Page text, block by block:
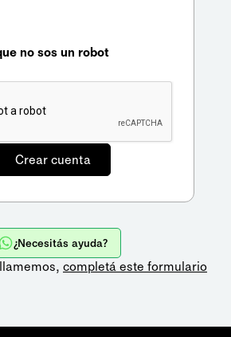
no sos un robot
¿Necesitás ayuda?
completá este formulario